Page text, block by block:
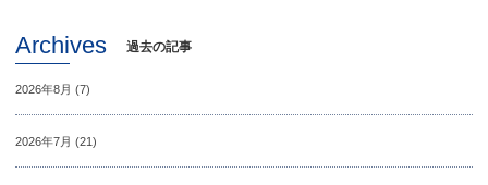
Archives 過去の記事
2026年8月 (7)
2026年7月 (21)